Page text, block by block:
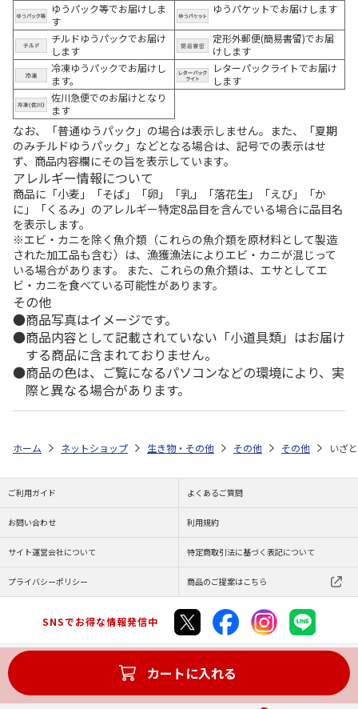
ゆうパック等でお届けしま
す
ゆうパケットでお届けします
チルドゆうパックでお届け
します
定形外郵便(簡易書留)でお届
けします
冷凍ゆうパックでお届けし
ます。
レターパックライトでお届け
します
佐川急便でのお届けとなり
ます
なお、「普通ゆうパック」の場合は表示しません。また、「夏期
のみチルドゆうパック」などとなる場合は、記号での表示はせ
ず、商品内容欄にその旨を表示しています。
アレルギー情報について
商品に「小麦」「そば」「卵」「乳」「落花生」「えび」「か
に」「くるみ」のアレルギー特定8品目を含んでいる場合に品目名
を表示します。
※エビ・カニを除く魚介類（これらの魚介類を原材料として製造
された加工品も含む）は、漁獲漁法によりエビ・カニが混じって
いる場合があります。 また、これらの魚介類は、エサとしてエ
ビ・カニを食べている可能性があります。
その他
商品写真はイメージです。
商品内容として記載されていない「小道具類」はお届け
する商品に含まれておりません。
商品の色は、ご覧になるパソコンなどの環境により、実
際と異なる場合があります。
カートに入れる
ホーム ネットショップ 生き物・その他 その他 その他 いざ
ご利用ガイド よくあるご質問
お問い合わせ 利用規約
サイト運営会社について 特定商取引法に基づく表記について
プライバシーポリシー 商品のご提案はこちら
SNSでお得な情報発信中